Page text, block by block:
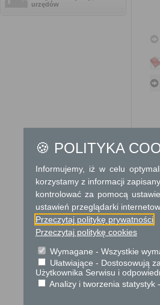
urzędów
🍪 POLITYKA
Informujemy, iż w celu
korzystamy z informacji
kontrolować za pomocą
ustawień przeglądarki
Przeczytaj politykę prywatności
Przeczytaj politykę cookies
Wymagane - Wszystkie
Ułatwiające - Dostosowują
Użytkownika Serwisu i
Analizy i tworzenia statystyk